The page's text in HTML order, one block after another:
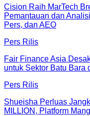
Cision Raih MarTech
Pemantauan dan
Pers, dan AEO
Pers Rilis
Fair Finance Asia
untuk Sektor Batu Bara
Pers Rilis
Shueisha Perluas
MILLION, Platform